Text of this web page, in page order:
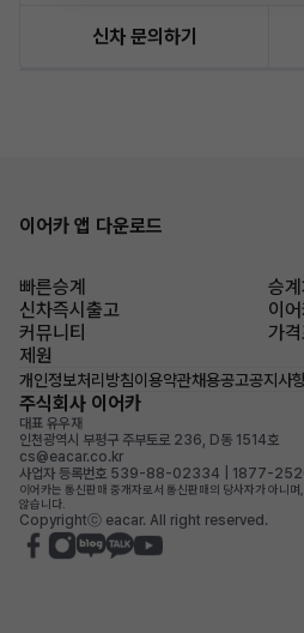
신차 문의하기
이어카 앱 다운로드
빠른승계
승
신차즉시출고
이
커뮤니티
가
제원
개인정보처리방침이용약관채용공고공지사
주식회사 이어카
대표 유우재
인천광역시 부평구 주부토로 236, D동 1514호
cs@eacar.co.kr
사업자 등록번호 539-88-02334 | 1877-
이어카는 통신판매 중개자로서 통신판매의 당사자가 아니
않습니다.
Copyrightⓒ eacar. All right reserved.